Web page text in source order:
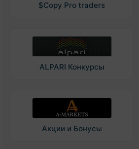
$Copy Pro traders
ALPARI Конкурсы
Акции и Бонусы